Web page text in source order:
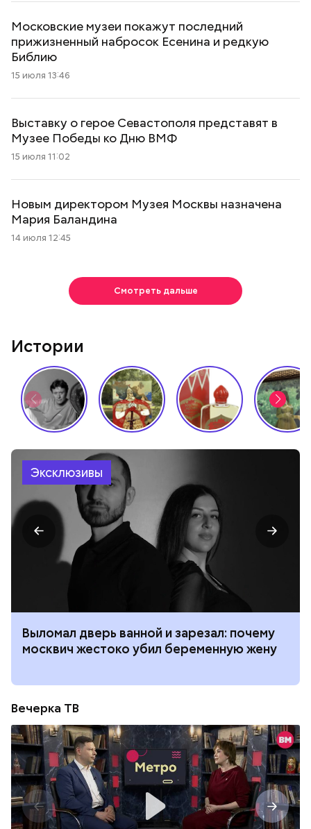
Московские музеи покажут последний
прижизненный набросок Есенина и редкую
Библию
15 июля 13:46
Выставку о герое Севастополя представят в
Музее Победы ко Дню ВМФ
15 июля 11:02
Новым директором Музея Москвы назначена
Мария Баландина
14 июля 12:45
Смотреть дальше
Истории
Эксклюзивы
Выломал дверь ванной и зарезал: почему
москвич жестоко убил беременную жену
Вечерка ТВ